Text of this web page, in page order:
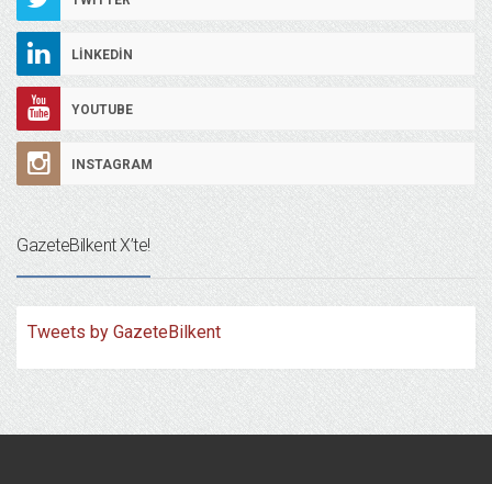
LINKEDIN
YOUTUBE
INSTAGRAM
GazeteBilkent X’te!
Tweets by GazeteBilkent